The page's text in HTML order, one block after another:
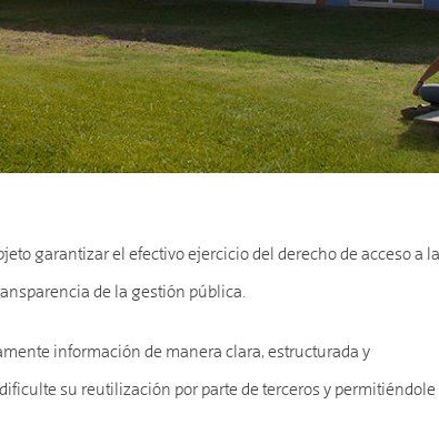
garantizar el efectivo ejercicio del derecho de acceso a la
de la gestión pública.
información de manera clara, estructurada y
su reutilización por parte de terceros y permitiéndole